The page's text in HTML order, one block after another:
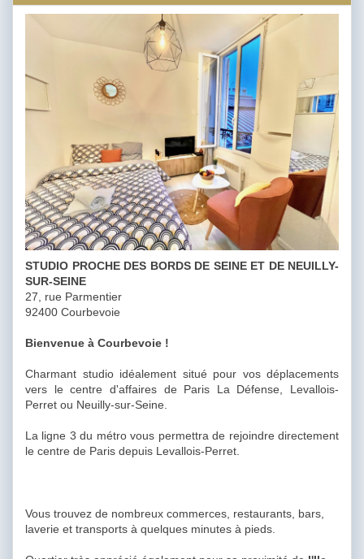
STUDIO PROCHE DES BORDS DE SEINE ET DE NEUILLY-
SUR-SEINE
27, rue Parmentier
92400 Courbevoie
Bienvenue à Courbevoie !
Charmant studio idéalement situé pour vos déplacements
vers le centre d'affaires de Paris La Défense, Levallois-
Perret ou Neuilly-sur-Seine.
La ligne 3 du métro vous permettra de rejoindre directement
le centre de Paris depuis Levallois-Perret.
Vous trouvez de nombreux commerces, restaurants, bars,
laverie et transports à quelques minutes à pieds.